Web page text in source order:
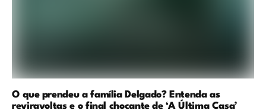
O que prendeu a família Delgado? Entenda as
reviravoltas e o final chocante de ‘A Última Casa’